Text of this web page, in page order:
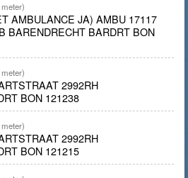
AMBULANCE JA) AMBU 17117
BARENDRECHT BARDRT BON
2992RH
BON 121238
2992RH
BON 121215